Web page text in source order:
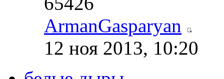
ArmanGasparyan
12 ноя 2013, 10:20